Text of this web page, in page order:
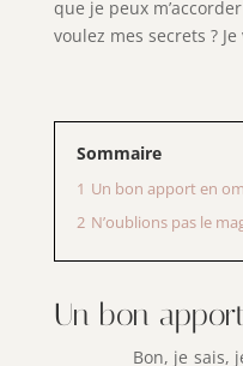
que je peux
voulez mes secrets ?
Sommaire
1 Un bon apport en
2 N’oublions pas le
Un bon
Bon, je sais, je